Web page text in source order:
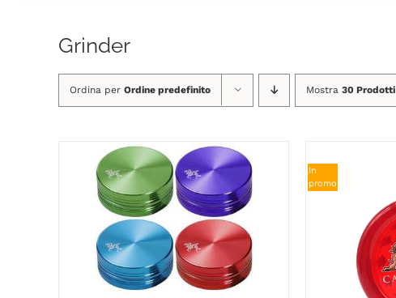
Grinder
Ordina per Ordine predefinito Mostra 30 Prodotti
In
promo